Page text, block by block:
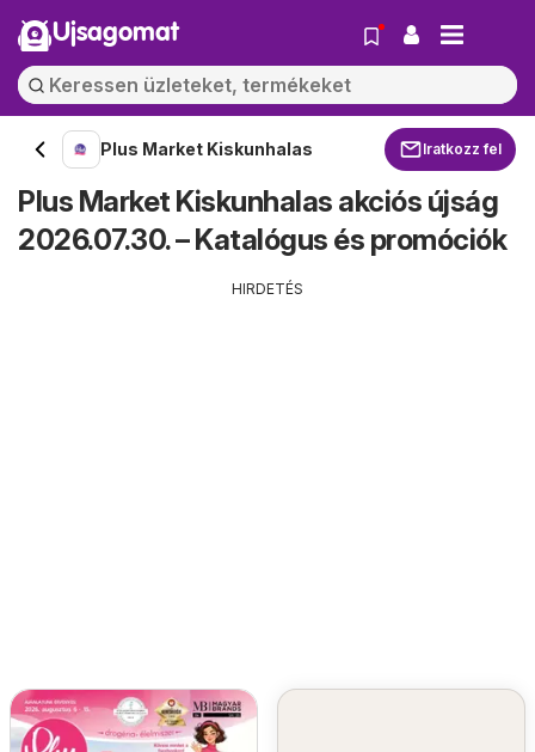
Ujsagomat
Plus Market Kiskunhalas Iratkozz fel
Plus Market Kiskunhalas akciós újság
2026.07.30. – Katalógus és promóciók
HIRDETÉS